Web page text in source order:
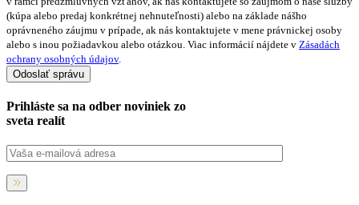
(kúpa alebo predaj konkrétnej nehnuteľnosti) alebo na základe nášho
oprávneného záujmu v prípade, ak nás kontaktujete v mene právnickej osoby
alebo s inou požiadavkou alebo otázkou. Viac informácií nájdete v Zásadách
ochrany osobných údajov.
Prihláste sa na odber noviniek zo
sveta realít